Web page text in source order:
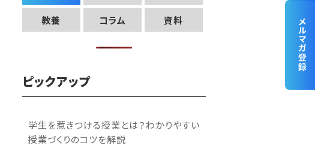
教養 コラム 資料
ピックアップ
学生を惹きつける授業とは？わかりやすい
授業づくりのコツを解説